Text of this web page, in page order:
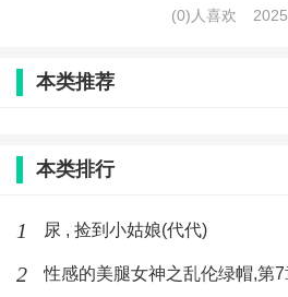
(0)人喜欢
本类推荐
本类排行
1 尿 , 捡到小姑娘(代代)
2